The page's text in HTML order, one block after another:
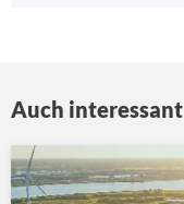
Auch interessant